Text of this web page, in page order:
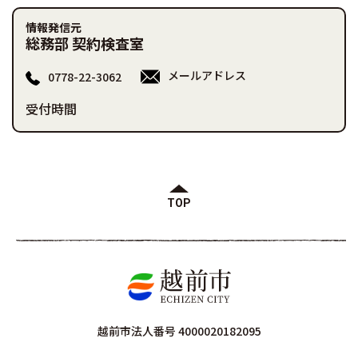
情報発信元
総務部 契約検査室
0778-22-3062 メールアドレス
受付時間
TOP
越前市法人番号 4000020182095